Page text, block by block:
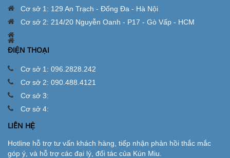
Cơ sở 1: 129 An Trạch - Đống Đa - Hà Nội
Cơ sở 2: 214/20 Nguyễn Oanh - P17 - Gò Vấp - HCM
ĐIỆN THOẠI
Cơ sở 1: 096.2828.242
Cơ sở 2: 090.488.4121
Cơ sở 3:
Cơ sở 4:
LIÊN HỆ
Hotline hỗ trợ tư vấn khách hàng, tiếp nhận phản hồi thắc mắc
góp ý, và hỗ trợ các đại lý, đối tác của Kún Miu.